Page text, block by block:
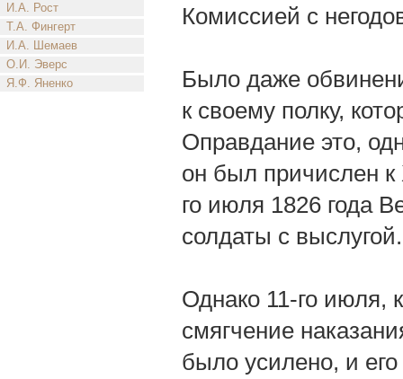
И.А. Рост
Т.А. Фингерт
И.А. Шемаев
О.И. Эверс
Я.Ф. Яненко
Комиссией с
Было даже
к своему полку,
Оправдание это,
он был причислен к
го июля 1826 года
солдаты с выслугой.
Однако 11-го июля,
смягчение
было усилено, и